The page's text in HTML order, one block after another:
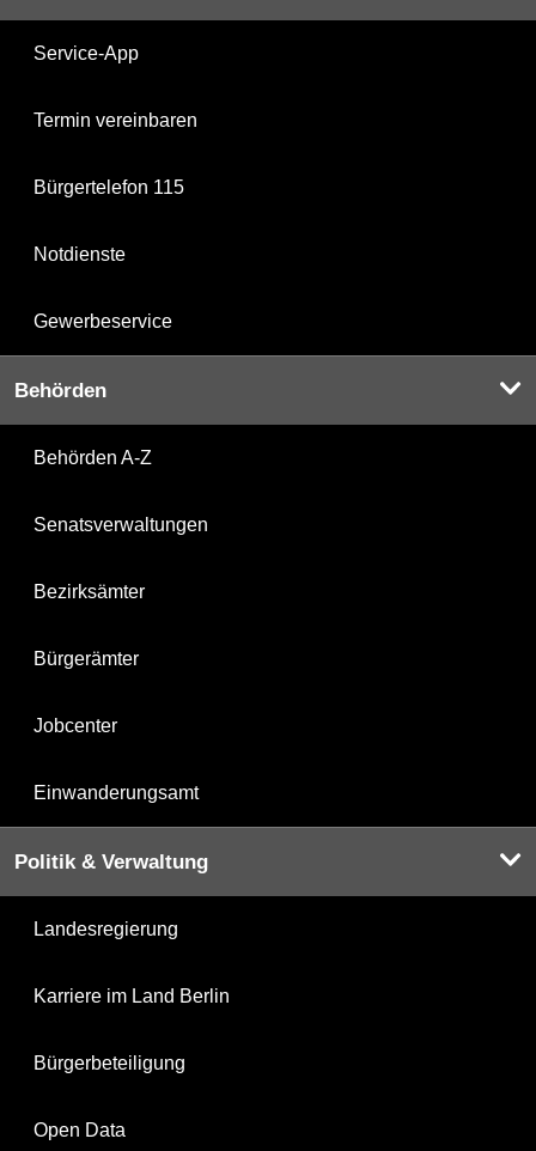
Service-App
Termin vereinbaren
Bürgertelefon 115
Notdienste
Gewerbeservice
Behörden
Behörden A-Z
Senatsverwaltungen
Bezirksämter
Bürgerämter
Jobcenter
Einwanderungsamt
Politik & Verwaltung
Landesregierung
Karriere im Land Berlin
Bürgerbeteiligung
Open Data